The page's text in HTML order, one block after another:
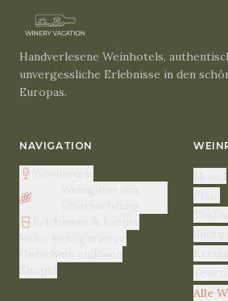
Handverlesene Weinhotels,
unvergessliche Erlebnisse in den
Europas.
NAVIGATION
Alle